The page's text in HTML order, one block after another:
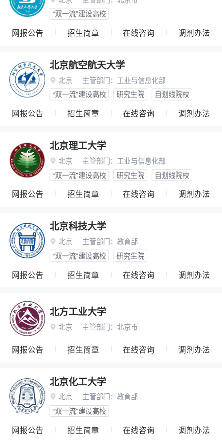
“双一流”建设高校
网报公告 招生简章 在线咨询 调剂办法
北京航空航天大学
 北京 主管部门： 工业与信息化部
“双一流”建设高校
研究生院 自划线院校
网报公告 招生简章 在线咨询 调剂办法
北京理工大学
 北京 主管部门： 工业与信息化部
“双一流”建设高校
研究生院 自划线院校
网报公告 招生简章 在线咨询 调剂办法
北京科技大学
 北京 主管部门： 教育部
“双一流”建设高校
研究生院
网报公告 招生简章 在线咨询 调剂办法
北方工业大学
 北京 主管部门： 北京市
网报公告 招生简章 在线咨询 调剂办法
北京化工大学
 北京 主管部门： 教育部
“双一流”建设高校
网报公告 招生简章 在线咨询 调剂办法